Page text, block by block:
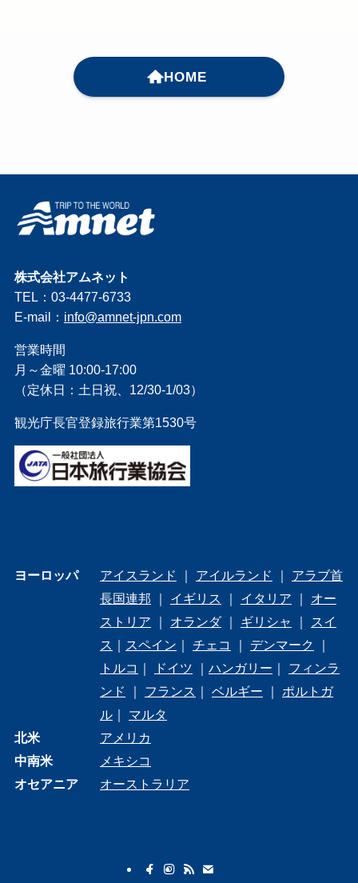
HOME
株式会社アムネット
TEL：03-4477-6733
E-mail： info@amnet-jpn.com
営業時間
月～金曜 10:00-17:00
（定休日：土日祝、12/30-1/03）
観光庁長官登録旅行業第1530号
ヨーロッパ アイスランド ｜ アイルランド ｜ アラブ首
長国連邦 ｜ イギリス ｜ イタリア ｜ オー
ストリア ｜ オランダ｜ ギリシャ ｜
スイ
ス ｜ スペイン ｜ チェコ ｜ デンマーク
｜
トルコ ｜ ドイツ ｜ ハンガリー ｜ フィンラ
ンド
｜ フランス ｜ ベルギー ｜ ポルトガ
ル｜ マルタ
北米
アメリカ
中南米
メキシコ
オセアニア
オーストラリア